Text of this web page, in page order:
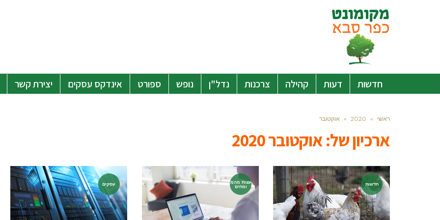
חדשות דעות קהילה צרכנות נדל"ן נופש ספורט אינדקס עסקים יצירת קשר
ראשי »
2020
» אוקטובר
ארכיון של:אוקטובר 2020
חדשות
עצות מהמ
ומחים
עסקים